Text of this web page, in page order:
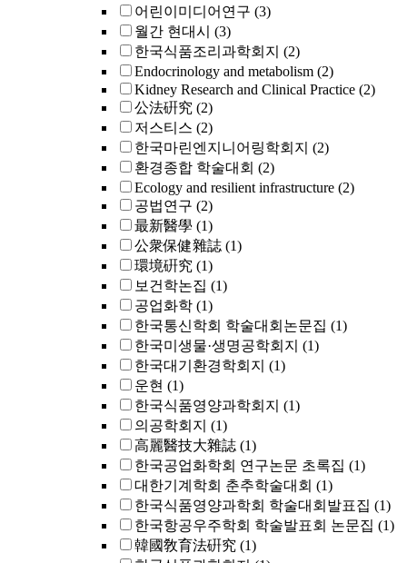
어린이미디어연구 (3)
월간 현대시 (3)
한국식품조리과학회지 (2)
Endocrinology and metabolism (2)
Kidney Research and Clinical Practice (2)
公法硏究 (2)
저스티스 (2)
한국마린엔지니어링학회지 (2)
환경종합 학술대회 (2)
Ecology and resilient infrastructure (2)
공법연구 (2)
最新醫學 (1)
公衆保健雜誌 (1)
環境硏究 (1)
보건학논집 (1)
공업화학 (1)
한국통신학회 학술대회논문집 (1)
한국미생물·생명공학회지 (1)
한국대기환경학회지 (1)
운현 (1)
한국식품영양과학회지 (1)
의공학회지 (1)
高麗醫技大雜誌 (1)
한국공업화학회 연구논문 초록집 (1)
대한기계학회 춘추학술대회 (1)
한국식품영양과학회 학술대회발표집 (1)
한국항공우주학회 학술발표회 논문집 (1)
韓國敎育法硏究 (1)